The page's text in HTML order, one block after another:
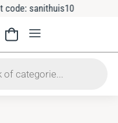
code: sanithuis10